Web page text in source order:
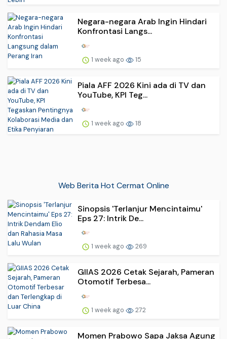
Negara-negara Arab Ingin Hindari
Konfrontasi Langs...
1 week ago 15
Piala AFF 2026 Kini ada di TV dan
YouTube, KPI Teg...
1 week ago 18
Web Berita Hot Cermat Online
Sinopsis 'Terlanjur Mencintaimu'
Eps 27: Intrik De...
1 week ago 269
GIIAS 2026 Cetak Sejarah, Pameran
Otomotif Terbesa...
1 week ago 272
Momen Prabowo Sapa Jaksa Agung